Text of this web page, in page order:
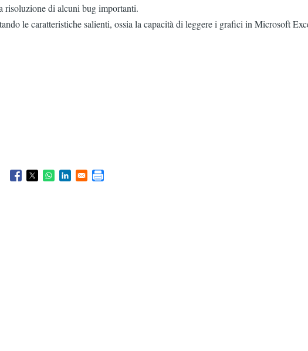
risoluzione di alcuni bug importanti.
le caratteristiche salienti, ossia la capacità di leggere i grafici in Microsoft